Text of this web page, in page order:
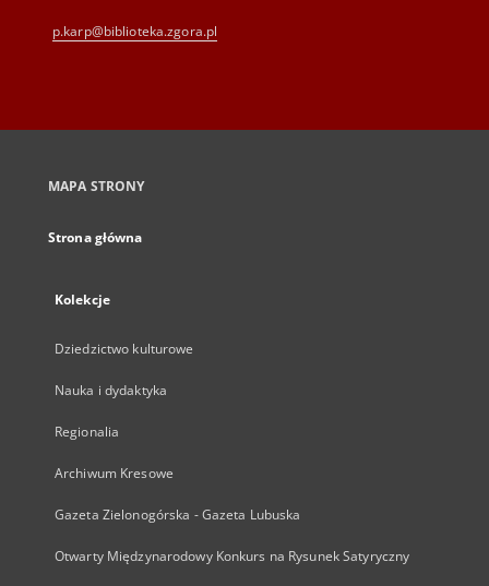
p.karp@biblioteka.zgora.pl
MAPA STRONY
Strona główna
Kolekcje
Dziedzictwo kulturowe
Nauka i dydaktyka
Regionalia
Archiwum Kresowe
Gazeta Zielonogórska - Gazeta Lubuska
Otwarty Międzynarodowy Konkurs na Rysunek Satyryczny